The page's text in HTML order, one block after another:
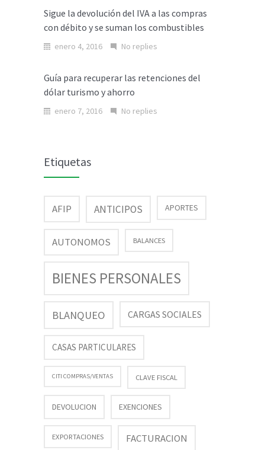
Sigue la devolución del IVA a las compras
con débito y se suman los combustibles
enero 4, 2016 No replies
Guía para recuperar las retenciones del
dólar turismo y ahorro
enero 7, 2016 No replies
Etiquetas
AFIP ANTICIPOS APORTES
AUTONOMOS BALANCES
BIENES PERSONALES
BLANQUEO CARGAS SOCIALES
CASAS PARTICULARES
CITI COMPRAS/VENTAS CLAVE FISCAL
DEVOLUCION EXENCIONES
EXPORTACIONES FACTURACION